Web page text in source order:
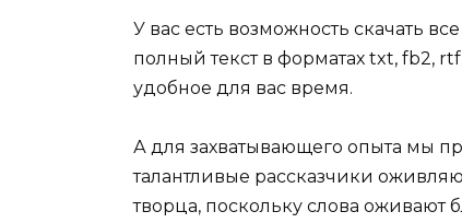
У вас есть возможность скачать
полный текст в форматах txt, fb2,
удобное для вас время.
А для захватывающего опыта мы
талантливые рассказчики
творца, поскольку слова оживают